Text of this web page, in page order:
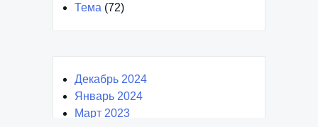
Тема (72)
Декабрь 2024
Январь 2024
Март 2023